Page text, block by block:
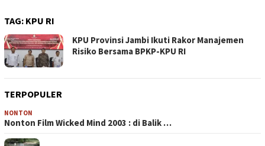
TAG: KPU RI
KPU Provinsi Jambi Ikuti Rakor Manajemen
Risiko Bersama BPKP-KPU RI
TERPOPULER
NONTON
Nonton Film Wicked Mind 2003 : di Balik …